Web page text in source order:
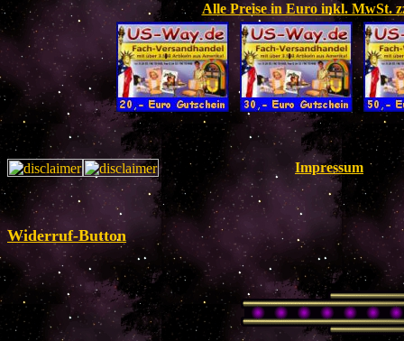
Alle Preise in Euro inkl. MwSt.
Impressum
Widerruf-Button